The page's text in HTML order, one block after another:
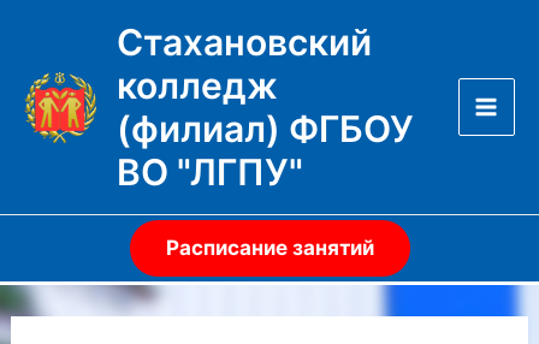
содержимому
Стахановский
колледж
(филиал) ФГБОУ
ВО "ЛГПУ"
Расписание занятий